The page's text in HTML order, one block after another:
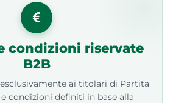
condizioni riservate
B2B
ai titolari di Partita
condizioni definiti in base alla